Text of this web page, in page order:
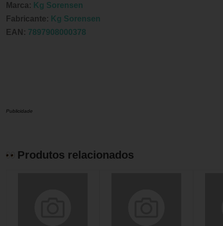
Marca: Kg Sorensen
Fabricante: Kg Sorensen
EAN: 7897908000378
Publicidade
Produtos relacionados